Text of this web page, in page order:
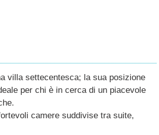
villa settecentesca; la sua posizione
per chi è in cerca di un piacevole
camere suddivise tra suite,